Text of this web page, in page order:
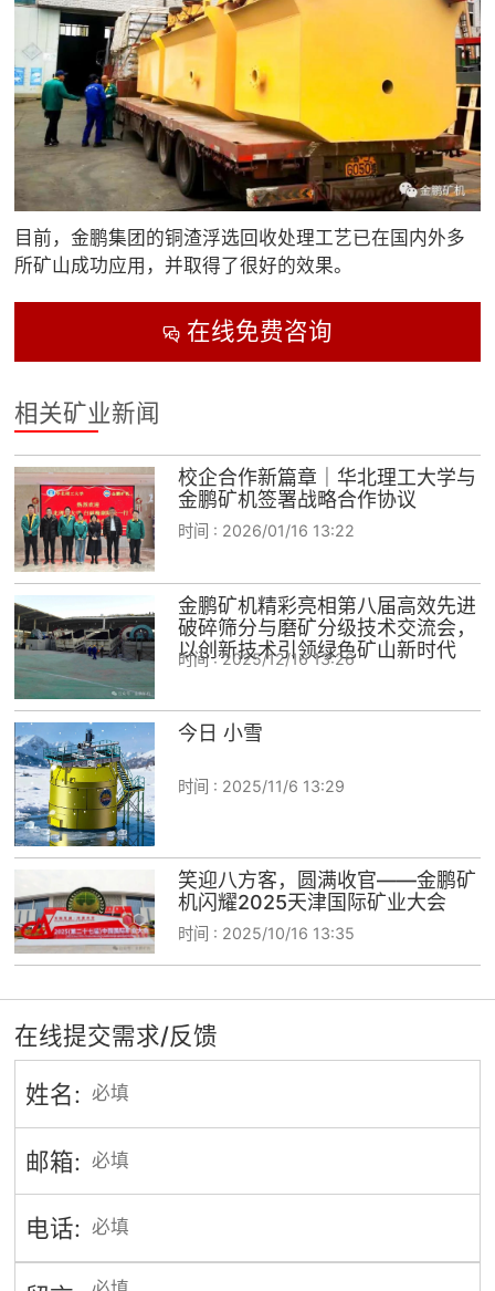
目前，金鹏集团的铜渣浮选回收处理工艺已在国内外多
所矿山成功应用，并取得了很好的效果。
在线免费咨询
相关矿业新闻
校企合作新篇章｜华北理工大学与
金鹏矿机签署战略合作协议
时间 : 2026/01/16 13:22
金鹏矿机精彩亮相第八届高效先进
破碎筛分与磨矿分级技术交流会，
以创新技术引领绿色矿山新时代
时间 :2025/12/16 13:26
今日 小雪
时间 : 2025/11/6 13:29
笑迎八方客，圆满收官——金鹏矿
机闪耀2025天津国际矿业大会
时间 : 2025/10/16 13:35
在线提交需求/反馈
姓名:
邮箱:
电话: